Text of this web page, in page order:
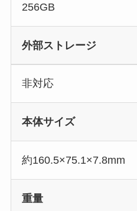
256GB
外部ストレージ
非対応
本体サイズ
約160.5×75.1×7.8mm
重量